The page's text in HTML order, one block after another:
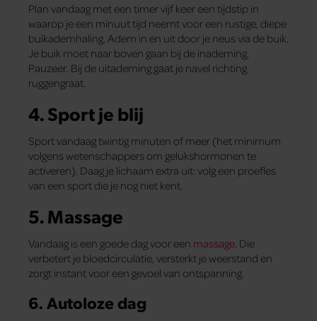
Plan vandaag met een timer vijf keer een tijdstip in
waarop je een minuut tijd neemt voor een rustige, diepe
buikademhaling. Adem in en uit door je neus via de buik.
Je buik moet naar boven gaan bij de inademing.
Pauzeer. Bij de uitademing gaat je navel richting
ruggengraat.
4. Sport je blij
Sport vandaag twintig minuten of meer (het minimum
volgens wetenschappers om gelukshormonen te
activeren). Daag je lichaam extra uit: volg een proefles
van een sport die je nog niet kent.
5. Massage
Vandaag is een goede dag voor een massage. Die
verbetert je bloedcirculatie, versterkt je weerstand en
zorgt instant voor een gevoel van ontspanning.
6. Autoloze dag